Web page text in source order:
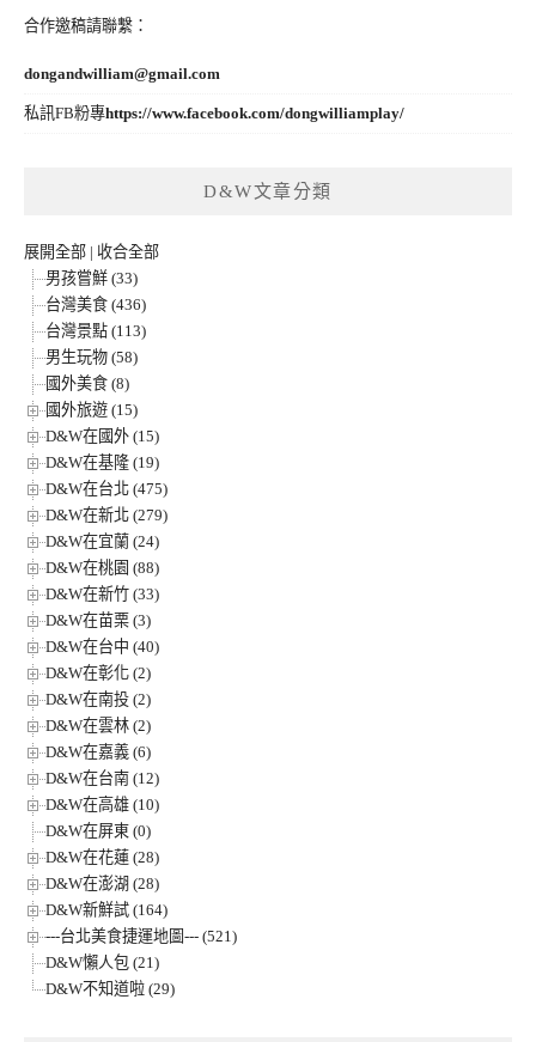
合作邀稿請聯繫：
dongandwilliam@gmail.com
私訊FB粉專https://www.facebook.com/dongwilliamplay/
D&W文章分類
展開全部 | 收合全部
男孩嘗鮮 (33)
台灣美食 (436)
台灣景點 (113)
男生玩物 (58)
國外美食 (8)
國外旅遊 (15)
D&W在國外 (15)
D&W在基隆 (19)
D&W在台北 (475)
D&W在新北 (279)
D&W在宜蘭 (24)
D&W在桃園 (88)
D&W在新竹 (33)
D&W在苗栗 (3)
D&W在台中 (40)
D&W在彰化 (2)
D&W在南投 (2)
D&W在雲林 (2)
D&W在嘉義 (6)
D&W在台南 (12)
D&W在高雄 (10)
D&W在屏東 (0)
D&W在花蓮 (28)
D&W在澎湖 (28)
D&W新鮮試 (164)
---台北美食捷運地圖--- (521)
D&W懶人包 (21)
D&W不知道啦 (29)